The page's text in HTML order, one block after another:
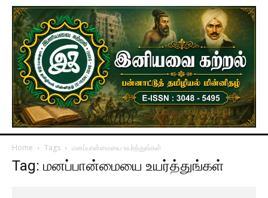
Home Tags மனப்பான்மையை உயர்த்துங்கள்
Tag: மனப்பான்மையை உயர்த்துங்கள்